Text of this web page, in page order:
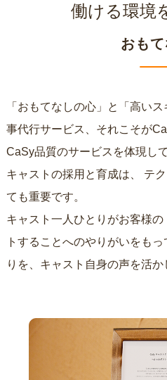
働ける環境
おも
「おもてなしの心」と「高い
事代行サービス、それこそが
CaSy品質のサービスを体現し
キャストの採用と育成は、
ても重要です。
キャスト一人ひとりがお客様
トすることへのやりがいをもっ
りを、キャスト自身の声を活か